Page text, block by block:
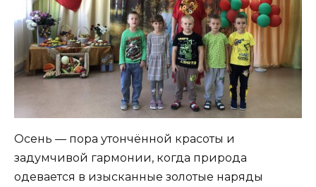
Осень — пора утончённой красоты и
задумчивой гармонии, когда природа
одевается в изысканные золотые наряды